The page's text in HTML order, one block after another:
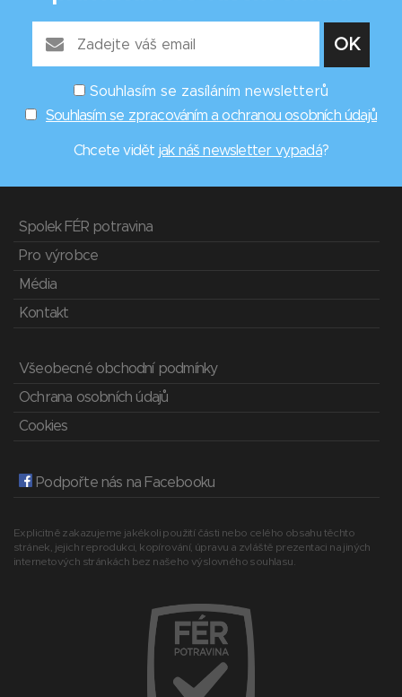
Souhlasím se zasíláním newsletterů
Souhlasím se zpracováním a ochranou osobních údajů
Chcete vidět jak náš newsletter vypadá?
Spolek FÉR potravina
Pro výrobce
Média
Kontakt
Všeobecné obchodní podmínky
Ochrana osobních údajů
Cookies
Podpořte nás na Facebooku
Explicitně zakazujeme jakékoli použití části nebo celého obsahu těchto
stránek, jejich reprodukci, kopírování, úpravu a zvláště prezentaci na jiných
internetových stránkách bez našeho výslovného souhlasu.